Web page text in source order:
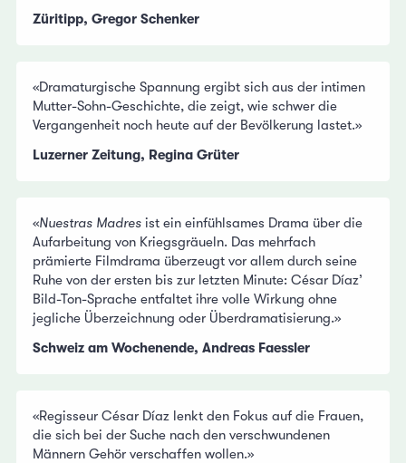
Züritipp, Gregor Schenker
«Dramaturgische Spannung ergibt sich aus der intimen
Mutter-Sohn-Geschichte, die zeigt, wie schwer die
Vergangenheit noch heute auf der Bevölkerung lastet.»
Luzerner Zeitung, Regina Grüter
«Nuestras Madres ist ein einfühlsames Drama über die
Aufarbeitung von Kriegsgräueln. Das mehrfach
prämierte Filmdrama überzeugt vor allem durch seine
Ruhe von der ersten bis zur letzten Minute: César Díaz’
Bild-Ton-Sprache entfaltet ihre volle Wirkung ohne
jegliche Überzeichnung oder Überdramatisierung.»
Schweiz am Wochenende, Andreas Faessler
«Regisseur César Díaz lenkt den Fokus auf die Frauen,
die sich bei der Suche nach den verschwundenen
Männern Gehör verschaffen wollen.»